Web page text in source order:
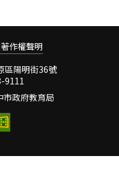
全國性專案活動外，
直轄市、縣(市)政府
季主題，提出1至3項
育措施，擴大並深化
之推廣。 為配合中
並喚醒社會大眾對家
之重視，本市各局處
實施8公里免費方案，
年9月底已服務9,509
人次，「安學公
辦路線豐勢、甲后兩
量今年9月更較去年9
了約7成（豐勢線成
％，甲后線成長率
），儼然已成為幸福
活的一部份。現在更
著作權聲明
區陽明街36號
9111
市政府教育局